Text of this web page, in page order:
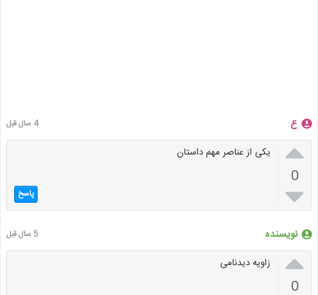
ع 4 سال قبل

0

یکی از عناصر مهم داستان
پاسخ
نویسنده 5 سال قبل

0
زاویه دیدنامی